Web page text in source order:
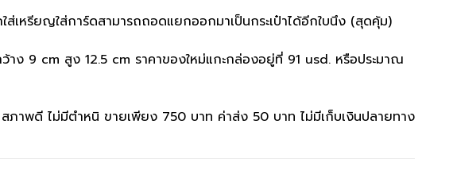
กใส่เหรียญใส่การ์ดสามารถถอดแยกออกมาเป็นกระเป๋าได้อีกใบนึง (สุดคุ้ม)
ว้าง 9 cm สูง 12.5 cm ราคาของใหม่แกะกล่องอยู่ที่ 91 usd. หรือประมาณ
ภาพดี ไม่มีตำหนิ ขายเพียง 750 บาท ค่าส่ง 50 บาท ไม่มีเก็บเงินปลายทาง